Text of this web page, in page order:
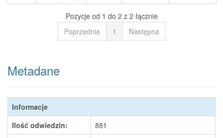
Pozycje od 1 do 2 z 2 łącznie
Poprzednia
1 Następna
Metadane
Informacje
Ilość odwiedzin:
881